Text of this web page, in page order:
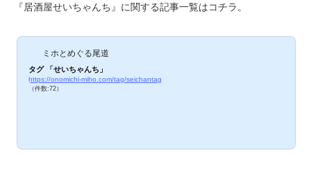
『居酒屋せいちゃんち』に関する記事一覧はコチラ。
ミホとめぐる尾道
タグ 「せいちゃんち」
https://onomichi-miho.com/tag/seichantag
（件数:72）